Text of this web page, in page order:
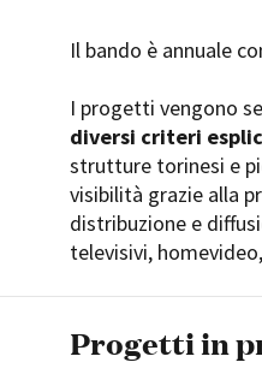
Il bando è annuale
I progetti vengono
diversi criteri
strutture torinesi e
visibilità grazie alla
distribuzione e
televisivi,
Progetti in